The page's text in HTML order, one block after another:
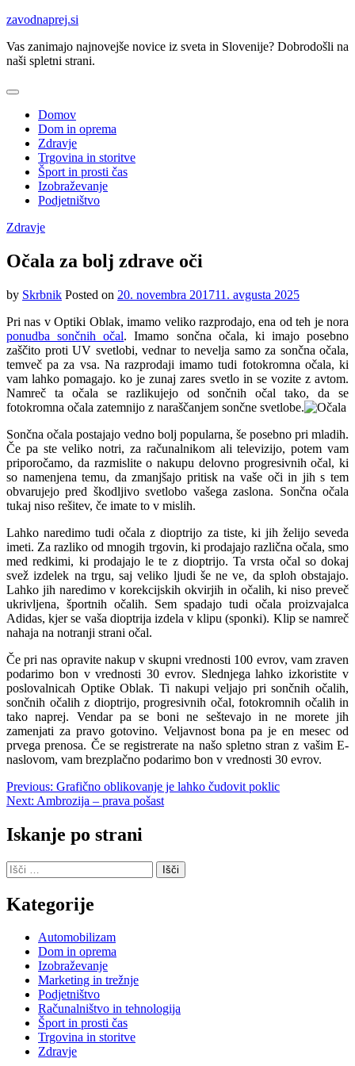
Skip
content
zavodnaprej.si
Vas zanimajo najnovejše novice iz sveta in Slovenije? Dobrodošli na
naši spletni strani.
Domov
Dom in oprema
Zdravje
Trgovina in storitve
Šport in prosti čas
Izobraževanje
Podjetništvo
Zdravje
Očala za bolj zdrave oči
by Skrbnik Posted on 20. novembra 201711. avgusta 2025
Pri nas v Optiki Oblak, imamo veliko razprodajo, ena od teh je nora
ponudba sončnih očal. Imamo sončna očala, ki imajo posebno
zaščito proti UV svetlobi, vednar to nevelja samo za sončna očala,
temveč pa za vsa. Na razprodaji imamo tudi fotokromna očala, ki
vam lahko pomagajo. ko je zunaj zares svetlo in se vozite z avtom.
Namreč ta očala se razlikujejo od sončnih očal tako, da se
fotokromna očala zatemnijo z naraščanjem sončne svetlobe.
Sončna očala postajajo vedno bolj popularna, še posebno pri mladih.
Če pa ste veliko notri, za računalnikom ali televizijo, potem vam
priporočamo, da razmislite o nakupu delovno progresivnih očal, ki
so namenjena temu, da zmanjšajo pritisk na vaše oči in jih s tem
obvarujejo pred škodljivo svetlobo vašega zaslona. Sončna očala
tukaj niso rešitev, če imate to v mislih.
Lahko naredimo tudi očala z dioptrijo za tiste, ki jih želijo seveda
imeti. Za razliko od mnogih trgovin, ki prodajajo različna očala, smo
med redkimi, ki prodajajo le te z dioptrijo. Ta vrsta očal so dokaj
svež izdelek na trgu, saj veliko ljudi še ne ve, da sploh obstajajo.
Lahko jih naredimo v korekcijskih okvirjih in očalih, ki niso preveč
ukrivljena, športnih očalih. Sem spadajo tudi očala proizvajalca
Adidas, kjer se vaša dioptrija izdela v klipu (sponki). Klip se namreč
nahaja na notranji strani očal.
Če pri nas opravite nakup v skupni vrednosti 100 evrov, vam zraven
podarimo bon v vrednosti 30 evrov. Slednjega lahko izkoristite v
poslovalnicah Optike Oblak. Ti nakupi veljajo pri sončnih očalih,
sončnih očalih z dioptrijo, progresivnih očal, fotokromnih očalih in
tako naprej. Vendar pa se boni ne seštevajo in ne morete jih
zamenjati za pravo gotovino. Veljavnost bona pa je en mesec od
prvega prenosa. Če se registrerate na našo spletno stran z vašim E-
naslovom, vam brezplačno podarimo bon v vrednosti 30 evrov.
Navigacija
prispevka
Previous: Grafično oblikovanje je lahko čudovit poklic
Next: Ambrozija – prava pošast
Iskanje po strani
Išči:
Kategorije
Automobilizam
Dom in oprema
Izobraževanje
Marketing in trežnje
Podjetništvo
Računalništvo in tehnologija
Šport in prosti čas
Trgovina in storitve
Zdravje